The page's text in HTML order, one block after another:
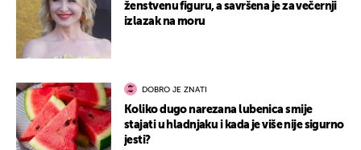
ženstvenu figuru, a savršena je za večernji
izlazak na moru
DOBRO JE ZNATI
Koliko dugo narezana lubenica smije
stajati u hladnjaku i kada je više nije sigurno
jesti?